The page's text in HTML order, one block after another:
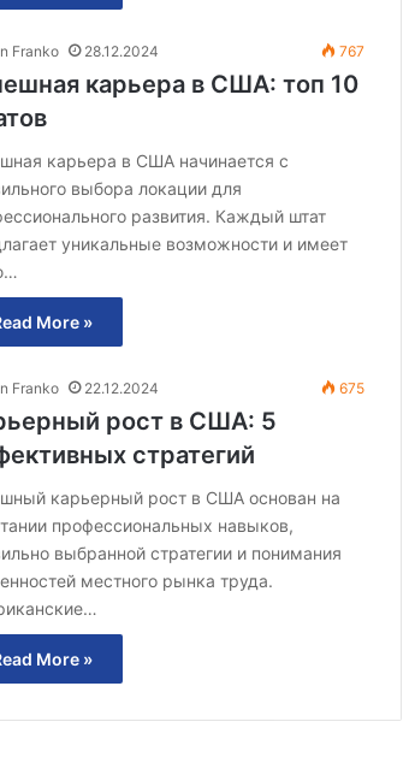
Franko 28.12.2024 767
карьера в США: топ 10
карьера в США начинается с
выбора локации для
развития. Каждый штат
уникальные возможности и имеет
More »
Franko 22.12.2024 675
рост в США: 5
стратегий
карьерный рост в США основан на
профессиональных навыков,
выбранной стратегии и понимания
местного рынка труда.
More »